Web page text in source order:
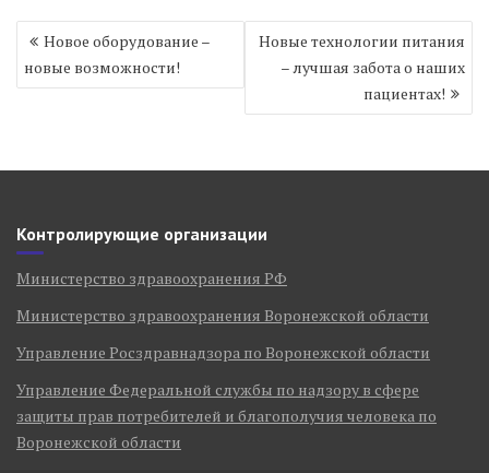
Навигация
по
записям
Новое оборудование –
новые возможности!
Новые технологии питания
– лучшая забота о наших
пациентах!
Контролирующие организации
Министерство здравоохранения РФ
Министерство здравоохранения Воронежской области
Управление Росздравнадзора по Воронежской области
Управление Федеральной службы по надзору в сфере
защиты прав потребителей и благополучия человека по
Воронежской области